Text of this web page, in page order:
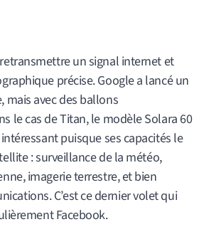
un signal internet et
précise. Google a lancé un
mais avec des ballons
le cas de Titan, le modèle Solara 60
puisque ses capacités le
: surveillance de la météo,
imagerie terrestre, et bien
C’est ce dernier volet qui
Facebook.